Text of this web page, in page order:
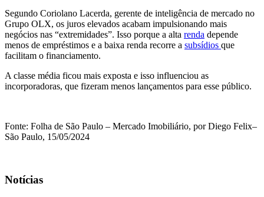
Segundo Coriolano Lacerda, gerente de inteligência de mercado no
Grupo OLX, os juros elevados acabam impulsionando mais
negócios nas “extremidades”. Isso porque a alta renda depende
menos de empréstimos e a baixa renda recorre a subsídios que
facilitam o financiamento.
A classe média ficou mais exposta e isso influenciou as
incorporadoras, que fizeram menos lançamentos para esse público.
Fonte: Folha de São Paulo – Mercado Imobiliário, por Diego Felix–
São Paulo, 15/05/2024
Notícias